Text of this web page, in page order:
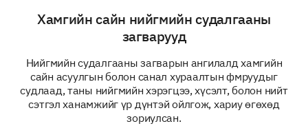
Хамгийн сайн нийгмийн судалгааны
загварууд
Нийгмийн судалгааны загварын ангилалд хамгийн
сайн асуулгын болон санал хураалтын фмруудыг
судлаад, таны нийгмийн хэрэгцээ, хүсэлт, болон нийт
сэтгэл ханамжийг үр дүнтэй ойлгож, хариу өгөхөд
зориулсан.